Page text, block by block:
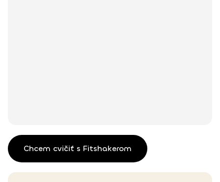
Chcem cvičiť s Fitshakerom